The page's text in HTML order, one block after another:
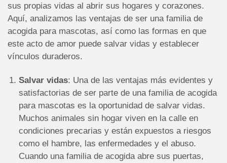
sus propias vidas al abrir sus hogares y corazones.
Aquí, analizamos las ventajas de ser una familia de
acogida para mascotas, así como las formas en que
este acto de amor puede salvar vidas y establecer
vínculos duraderos.
Salvar vidas: Una de las ventajas más evidentes y
satisfactorias de ser parte de una familia de acogida
para mascotas es la oportunidad de salvar vidas.
Muchos animales sin hogar viven en la calle en
condiciones precarias y están expuestos a riesgos
como el hambre, las enfermedades y el abuso.
Cuando una familia de acogida abre sus puertas,